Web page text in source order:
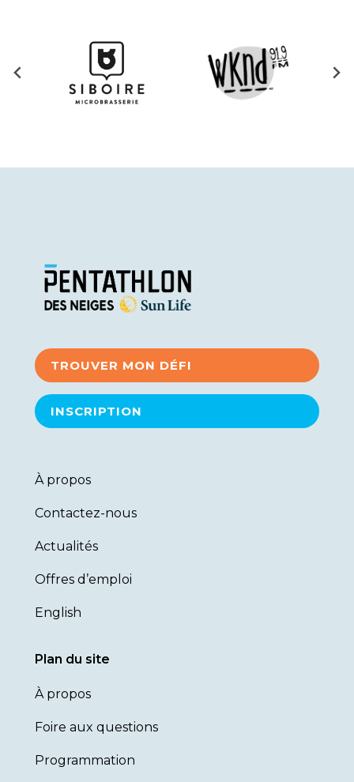
TROUVER MON DÉFI
INSCRIPTION
À propos
Contactez-nous
Actualités
Offres d’emploi
English
Plan du site
À propos
Foire aux questions
Programmation